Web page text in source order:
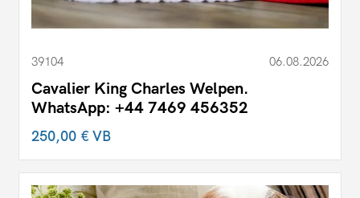
39104 06.08.2026
Cavalier King Charles Welpen.
WhatsApp: +44 7469 456352
250,00 €VB